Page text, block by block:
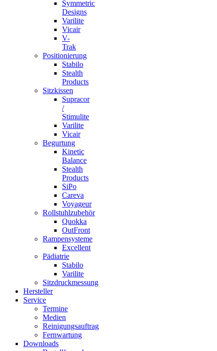
Symmetric
Designs
Varilite
Vicair
V-
Trak
Positionierung
Stabilo
Stealth
Products
Sitzkissen
Supracor
/
Stimulite
Varilite
Vicair
Begurtung
Kinetic
Balance
Stealth
Products
SiPo
Careva
Voyageur
Rollstuhlzubehör
Quokka
OutFront
Rampensysteme
Excellent
Pädiatrie
Stabilo
Varilite
Sitzdruckmessung
Hersteller
Service
Termine
Medien
Reinigungsauftrag
Fernwartung
Downloads